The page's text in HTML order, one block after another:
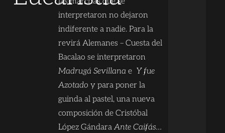
interpretaron no dejaron
indiferente a nadie. Para la
revirá Alemanes – Cuesta del
Bacalao se interpretaron
Madrugá Sevillana e Y fue
Azotado y para poner la
guinda al pastel, una nueva
composición de Cristóbal
López GándaraAnte Caifás…